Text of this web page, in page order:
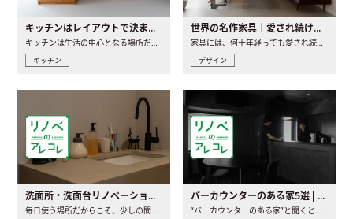
キッチンはレイアウトで決まる。後悔しないための考え方と選び方
キッチンは生活の中心となる場所だからこそ、家の中のどこに置..
キッチン
世界の名作家具｜愛され続ける理由と一生モノとの出会い方
家具には、何十年経っても愛され続ける「名作」と呼ばれるもの..
デザイン
洗面所・洗面台リノベーションの事例と間取りアイデア
毎日使う場所だからこそ、少しの間取りの工夫や素材の選び方で..
バーカウンターのある家5選 | 日常に馴染む“距離の近い”キッチンとは
“バーカウンターのある家”と聞くと、少し特別な、大人のための..